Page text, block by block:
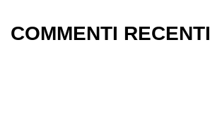
COMMENTI RECENTI